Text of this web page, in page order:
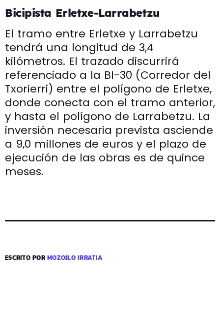
Bicipista Erletxe-Larrabetzu
El tramo entre Erletxe y Larrabetzu
tendrá una longitud de 3,4
kilómetros. El trazado discurrirá
referenciado a la BI-30 (Corredor del
Txorierri) entre el polígono de Erletxe,
donde conecta con el tramo anterior,
y hasta el polígono de Larrabetzu. La
inversión necesaria prevista asciende
a 9,0 millones de euros y el plazo de
ejecución de las obras es de quince
meses.
ESCRITO PORMOZOILO IRRATIA